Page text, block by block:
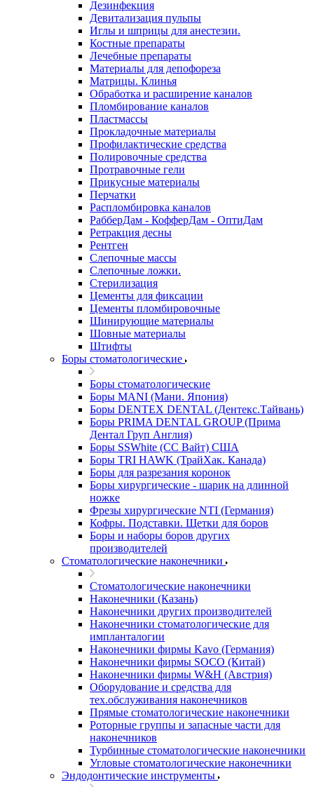
Дезинфекция
Девитализация пульпы
Иглы и шприцы для анестезии.
Костные препараты
Лечебные препараты
Материалы для депофореза
Матрицы. Клинья
Обработка и расширение каналов
Пломбирование каналов
Пластмассы
Прокладочные материалы
Профилактические средства
Полировочные средства
Протравочные гели
Прикусные материалы
Перчатки
Распломбировка каналов
РабберДам - КофферДам - ОптиДам
Ретракция десны
Рентген
Слепочные массы
Слепочные ложки.
Стерилизация
Цементы для фиксации
Цементы пломбировочные
Шинирующие материалы
Шовные материалы
Штифты
Боры стоматологические
Боры стоматологические
Боры MANI (Мани. Япония)
Боры DENTEX DENTAL (Дентекс.Тайвань)
Боры PRIMA DENTAL GROUP (Прима
Дентал Груп Англия)
Боры SSWhite (СС Вайт) США
Боры TRI HAWK (ТрайХак. Канада)
Боры для разрезания коронок
Боры хирургические - шарик на длинной
ножке
Фрезы хирургические NTI (Германия)
Кофры. Подставки. Щетки для боров
Боры и наборы боров других
производителей
Стоматологические наконечники
Стоматологические наконечники
Наконечники (Казань)
Наконечники других производителей
Наконечники стоматологические для
импланталогии
Наконечники фирмы Kavo (Германия)
Наконечники фирмы SOCO (Китай)
Наконечники фирмы W&H (Австрия)
Оборудование и средства для
тех.обслуживания наконечников
Прямые стоматологические наконечники
Роторные группы и запасные части для
наконечников
Турбинные стоматологические наконечники
Угловые стоматологические наконечники
Эндодонтические инструменты